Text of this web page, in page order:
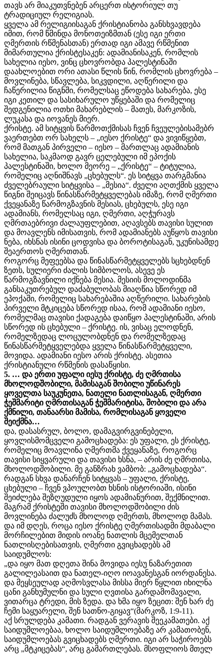
თავს არ მიაკუთვნებენ არცერთ ისტორიულ თუ
ტრადიციულ რელიგიას.
ყველა ამ რელიგიისაგან ქრისტიანობა განსხვავდება
იმით, რომ წმინდა მონოთეიზმთან (ესე იგი ერთი
ღმერთის რწმენასთან) ერთად იგი ამავე რწმენით
მიმართულია ქრისტესაკენ: ადამიანისაკენ, რომლის
სახელია იესო, ვინც ცხოვრობდა პალესტინაში
დაახლოებით ორი ათასი წლის წინ, რომლის ცხოვრება –
მოვლინება, სწავლება, სიკვდილი, აღწერილი და
ჩაწერილია წიგნში, რომელსაც ეწოდება სახარება, ესე
იგი კეთილ და სასიხარულო უწყებაში და რომელიც
შედგენილია ოთხი მახარებლის – მათეს, მარკოზის,
ლუკასა და იოვანეს მიერ.
ქრისტე. ამ სიტყვის წარმოთქმისას ჩვენ ჩვეულებისამებრ
ვაერთებთ ორ სახელს – „იესო ქრისტე“ და ვივიწყებთ,
რომ მათგან პირველი – იესო – მართლაც ადამიანის
სახელია, საკმაოდ გავრ ცელებული იმ ეპოქის
პალესტინაში, ხოლო მეორე – „ქრისტე“ – ტიტულია,
რომელიც აღნიშნავს „ცხებულს“. ეს სიტყვა თარგმანია
ძველებრაული სიტყვისა – „მესია“. ძველი აღთქმის ყველა
წიგნი შეიცავს წინასწარმეტყველებას იმაზე, რომ ღმერთი
ქვეყანაზე წარმოგზავნის მესიას, ცხებულს, ესე იგი
ადამიანს, რომელსაც იგი, ღმერთი, აღჭურავს
ღმრთაებრივი ძალაუფლებით, აღავსებს თავისი სულით
და მოავლენს იმისათვის, რომ ადამიანებს აუწყოს თავისი
ნება, იხსნას ისინი ცოდვისა და ბოროტისაგან, უკუნისამდე
შეაერთოს ღმერთთან.
როგორც მეფეებსა და წინასწარმეტყველებს სცხებდნენ
ზეთს, სულიერი ძალის სიმბოლოს, ასევე ეს
წარმოგზავნილი იქნება მესია. მესიის მოლოდინმა
განსაკუთრებულ დაძაბულობას მიაღწია სწორედ იმ
ეპოქაში, რომელიც სახარებაშია აღწერილი. სახარების
პირველი მტკიცება სწორედ ისაა, რომ ადამიანი იესო,
რომელმაც თავისი ქადაგება დაიწყო პალესტინაში, არის
სწორედ ის ცხებული – ქრისტე. ის, ვისაც ელოდნენ,
რომელზედაც ლოცულობდნენ და რომელზედაც
წინასწარმეტყველებდა ყველა წინასწარმეტყველი,
მოვიდა. ადამიანი იესო არის ქრისტე. ასეთია
ქრისტიანული რწმენის დასაწყისი.
5. … და ერთი უფალი იესუ ქრისტე, ძე ღმრთისა
მხოლოდშობილი, მამისაგან შობილი უწინარეს
ყოველთა საუკუნეთა, ნათელი ნათლისაგან, ღმერთი
ჭეშმარიტი ღმრთისაგან ჭეშმარიტისა, შობილი და არა
ქმნილი, თანაარსი მამისა, რომლისაგან ყოველი
შეიქმნა…
და, დასასრულ, ბოლო, დამაგვირგვინებელი,
ყოვლისმომცველი გამოცხადება: ეს უფალი, ეს ქრისტე,
რომელიც მოავლინა ღმერთმა ქვეყანაზე, როგორც
თავისი სიყვარული და თავისი ხსნა, – არის ძე ღმრთისა,
მხოლოდშობილი. მე განზრახ ვამბობ: „გამოცხადება“.
რადგან სხვა დანარჩენ სიტყვას – უფალი, ქრისტე,
ცხებული – ჩვენ ვპოულობთ ხსნის ისტორიაში, ისინი
შეიძლება შეზღუდული იყოს ადამიანურით, შექმნილით.
მაგრამ ქრისტეში თავისი მხოლოდშობილი ძის
მოვლინება ძალუძს მხოლოდ ღმერთს, მხოლოდ მამას.
და იმ დღეს, როცა იესო ქრისტე ღმერთისადმი მდაბალი
მორჩილებით მიდის იოანე ნათლის მცემელთან
ნათლისღებისათვის, ღმერთი გვიცხადებს ამ
საიდუმლოს:
„და იყო მათ დღეთა შინა მოვიდა იესუ ნაზარეთით
გალილეასაით და ნათელ-იღო იოავანესგან იორდანესა.
და მეყსეულად აღმოსვლასა მისსა მიერ წყლით იხილნა
ცანი განხუმულნი და სული ღვთისა გარდამომავალი,
ვითარცა ტრედი, მის ზედა. და ხმა იყო ზეცით: შენ ხარ ძე
ჩემი საყუარელი, შენ სათნო-გიყავ“(მარკოზ, 1:9-11).
აქ სრულდება კამათი. რადგან ვერავის შეეკამათები. აქ
საიდუმლოებაა, ხოლო საიდუმლოებაზე არ კამათობენ,
საიდუმლოებას გვიცხადებს ღმერთი. იგი არ საჭიროებს
არც „მტკიცებას“, არც გამართლებას. მსოფლიოს მთელ